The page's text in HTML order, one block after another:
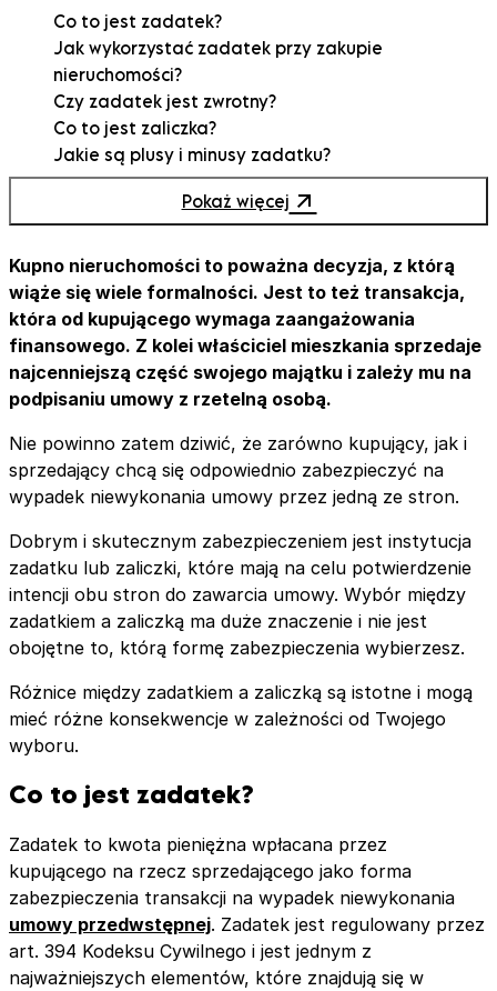
Co to jest zadatek?
Jak wykorzystać zadatek przy zakupie
nieruchomości?
Czy zadatek jest zwrotny?
Co to jest zaliczka?
Jakie są plusy i minusy zadatku?
W jakim celu wpłaca się zadatek lub zaliczkę?
Jaka jest minimalna wartość zadatku lub zaliczki?
zadatku lub zaliczki?
Zwrot zadatku w przypadku kilku decyzji
negatywnych
Jak prawidłowo zapisać zadatek w umowie
przedwstępnej?
Czy zadatek lub zaliczka będą wchodziły do
Jak wpłacić zaliczkę lub zadatek?
Co jest lepsze: zadatek czy zaliczka. Ekspert radzi!
Pokaż więcej
Kupno nieruchomości to poważna decyzja, z którą
wiąże się wiele formalności. Jest to też transakcja,
która od kupującego wymaga zaangażowania
finansowego. Z kolei właściciel mieszkania sprzedaje
najcenniejszą część swojego majątku i zależy mu na
podpisaniu umowy z rzetelną osobą.
Nie powinno zatem dziwić, że zarówno kupujący, jak i
sprzedający chcą się odpowiednio zabezpieczyć na
wypadek niewykonania umowy przez jedną ze stron.
Dobrym i skutecznym zabezpieczeniem jest instytucja
zadatku lub zaliczki, które mają na celu potwierdzenie
intencji obu stron do zawarcia umowy. Wybór między
zadatkiem a zaliczką ma duże znaczenie i nie jest
obojętne to, którą formę zabezpieczenia wybierzesz.
Różnice między zadatkiem a zaliczką są istotne i mogą
mieć różne konsekwencje w zależności od Twojego
wyboru.
Co to jest zadatek?
Zadatek to kwota pieniężna wpłacana przez
kupującego na rzecz sprzedającego jako forma
zabezpieczenia transakcji na wypadek niewykonania
umowy przedwstępnej. Zadatek jest regulowany przez
art. 394 Kodeksu Cywilnego i jest jednym z
najważniejszych elementów, które znajdują się w